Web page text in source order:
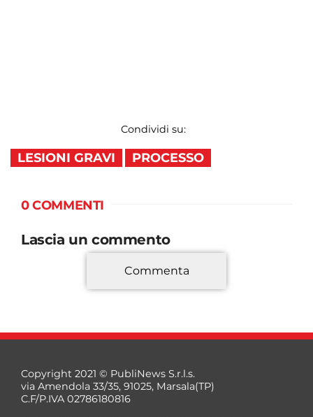
Condividi su:
LESIONI GRAVI PROCESSO
0 COMMENTI
Lascia un commento
*
Commenta
Copyright 2021 © PubliNews S.r.l.s.
via Amendola 33/35, 91025, Marsala(TP)
C.F/P.IVA 02786180816